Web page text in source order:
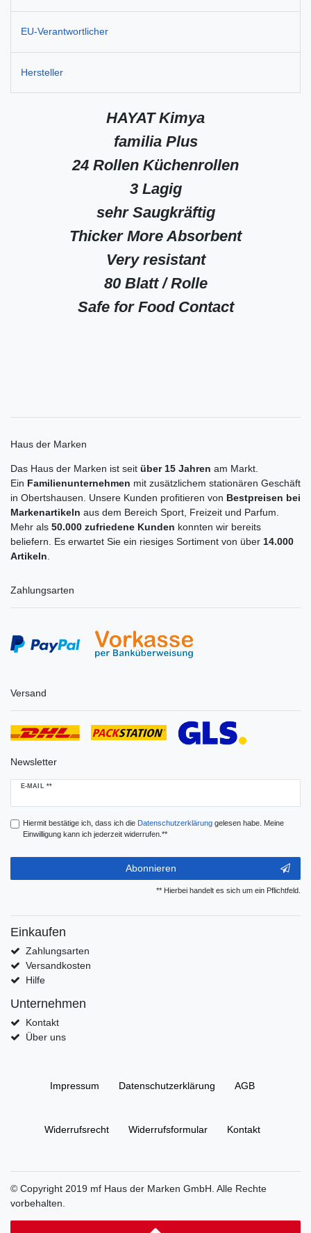
EU-Verantwortlicher
Hersteller
HAYAT Kimya
familia Plus
24 Rollen Küchenrollen
3 Lagig
sehr Saugkräftig
Thicker More Absorbent
Very resistant
80 Blatt / Rolle
Safe for Food Contact
Haus der Marken
Das Haus der Marken ist seit über 15 Jahren am Markt.
Ein Familienunternehmen mit zusätzlichem stationären Geschäft
in Obertshausen. Unsere Kunden profitieren von Bestpreisen bei
Markenartikeln aus dem Bereich Sport, Freizeit und Parfum.
Mehr als 50.000 zufriedene Kunden konnten wir bereits
beliefern. Es erwartet Sie ein riesiges Sortiment von über 14.000
Artikeln
Zahlungsarten
Versand
Newsletter
E-MAIL **
Newsletter
Hiermit bestätige ich, dass ich die Daten­schutz­erklärunggelesen habe. Meine
Einwilligung kann ich jederzeit widerrufen.**
Abonnieren
** Hierbei handelt es sich um ein Pflichtfeld.
Einkaufen
Zahlungsarten
Versandkosten
Hilfe
Unternehmen
Kontakt
Über uns
Impressum Daten­schutz­erklärung AGB
Widerrufs­recht Widerrufs­formular Kontakt
© Copyright 2019 mf Haus der Marken GmbH. Alle Rechte
vorbehalten.